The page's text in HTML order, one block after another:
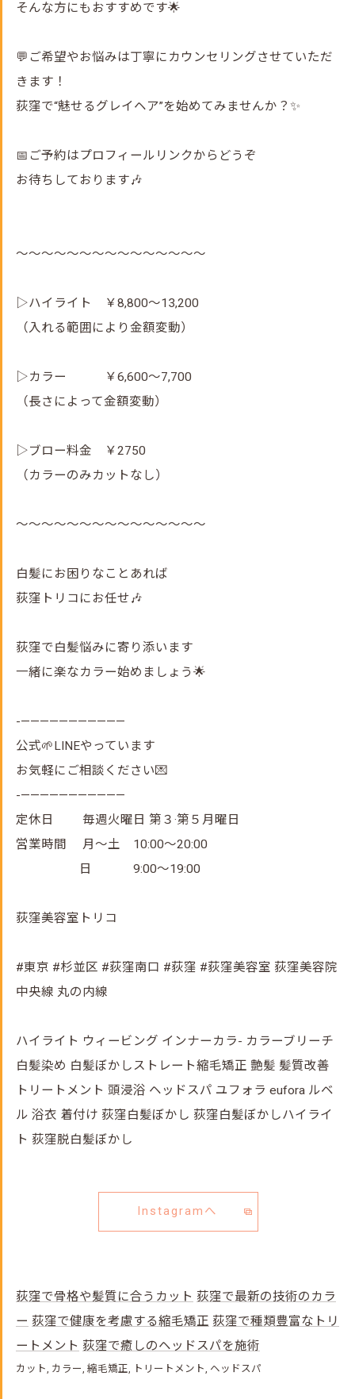
そんな方にもおすすめです🌟
💬ご希望やお悩みは丁寧にカウンセリングさせていただ
きます！
荻窪で“魅せるグレイヘア”を始めてみませんか？✨
📅ご予約はプロフィールリンクからどうぞ
お待ちしております🎶
～～～～～～～～～～～～～～～
▷ハイライト ￥8,800～13,200
（入れる範囲により金額変動）
▷カラー ￥6,600～7,700
（長さによって金額変動）
▷ブロー料金 ￥2750
（カラーのみカットなし）
～～～～～～～～～～～～～～～
白髪にお困りなことあれば
荻窪トリコにお任せ🎶
荻窪で白髪悩みに寄り添います
一緒に楽なカラー始めましょう🌟
-———————————
公式🌱LINEやっています
お気軽にご相談ください💌
-———————————
定休日 毎週火曜日 第３·第５月曜日
営業時間 月～土 10:00～20:00
日 9:00～19:00
荻窪美容室トリコ
#東京 #杉並区 #荻窪南口 #荻窪 #荻窪美容室 荻窪美容院
中央線 丸の内線
ハイライト ウィービング インナーカラ- カラーブリーチ
白髪染め 白髪ぼかしストレート縮毛矯正 艶髪 髪質改善
トリートメント 頭浸浴 ヘッドスパ ユフォラ eufora ルベ
ル 浴衣 着付け 荻窪白髪ぼかし 荻窪白髪ぼかしハイライ
ト 荻窪脱白髪ぼかし
Instagramへ
荻窪で骨格や髪質に合うカット 荻窪で最新の技術のカラ
ー 荻窪で健康を考慮する縮毛矯正 荻窪で種類豊富なトリ
ートメント 荻窪で癒しのヘッドスパを施術
カット カラー 縮毛矯正 トリートメント ヘッドスパ